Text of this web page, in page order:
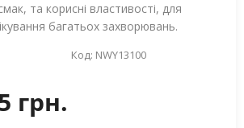
та корисні властивості, для
багатьох захворювань.
Код: NWY13100
грн.